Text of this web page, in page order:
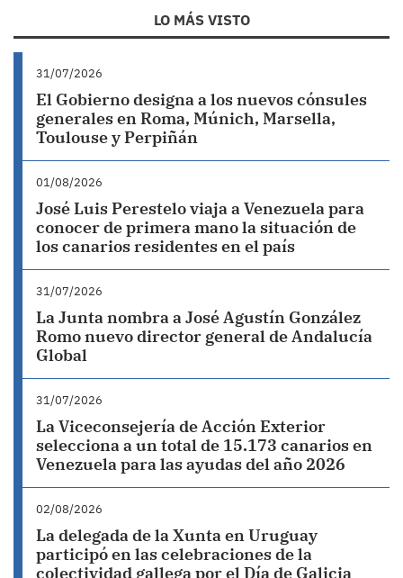
LO MÁS VISTO
31/07/2026
El Gobierno designa a los nuevos cónsules
generales en Roma, Múnich, Marsella,
Toulouse y Perpiñán
01/08/2026
José Luis Perestelo viaja a Venezuela para
conocer de primera mano la situación de
los canarios residentes en el país
31/07/2026
La Junta nombra a José Agustín González
Romo nuevo director general de Andalucía
Global
31/07/2026
La Viceconsejería de Acción Exterior
selecciona a un total de 15.173 canarios en
Venezuela para las ayudas del año 2026
02/08/2026
La delegada de la Xunta en Uruguay
participó en las celebraciones de la
colectividad gallega por el Día de Galicia